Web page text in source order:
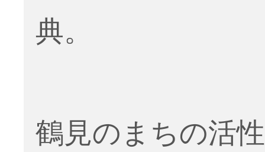
典。
鶴見のまちの活